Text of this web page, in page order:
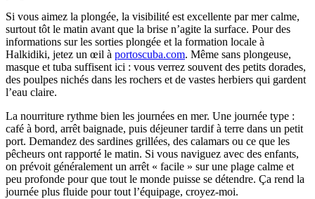
Si vous aimez la plongée, la visibilité est excellente par mer calme,
surtout tôt le matin avant que la brise n’agite la surface. Pour des
informations sur les sorties plongée et la formation locale à
Halkidiki, jetez un œil à portoscuba.com. Même sans plongeuse,
masque et tuba suffisent ici : vous verrez souvent des petits dorades,
des poulpes nichés dans les rochers et de vastes herbiers qui gardent
l’eau claire.
La nourriture rythme bien les journées en mer. Une journée type :
café à bord, arrêt baignade, puis déjeuner tardif à terre dans un petit
port. Demandez des sardines grillées, des calamars ou ce que les
pêcheurs ont rapporté le matin. Si vous naviguez avec des enfants,
on prévoit généralement un arrêt « facile » sur une plage calme et
peu profonde pour que tout le monde puisse se détendre. Ça rend la
journée plus fluide pour tout l’équipage, croyez-moi.